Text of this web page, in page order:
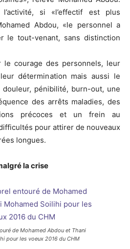
si «l’effectif est plus
Abdou, «le personnel a
le tout-venant, sans distinction
le courage des personnels, leur
détermination mais aussi le
pénibilité, burn-out, une
des arrêts maladies, des
précoces et un frein au
pour attirer de nouveaux
longues.
la crise
de Mohamed Abdou et Thani
pour les voeux 2016 du CHM